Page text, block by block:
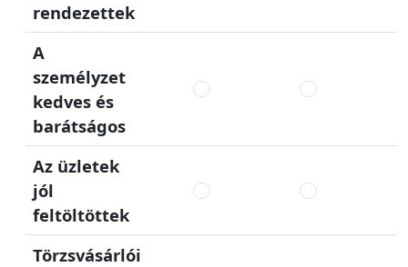
rendezettek
A
személyzet
kedves és
barátságos
Az üzletek
jól
feltöltöttek
Törzsvásárlói